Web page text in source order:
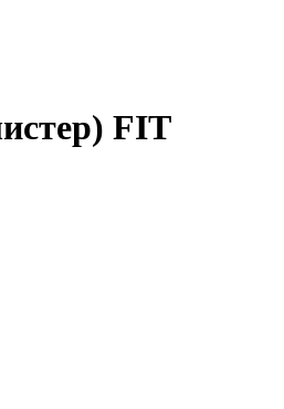
FIT